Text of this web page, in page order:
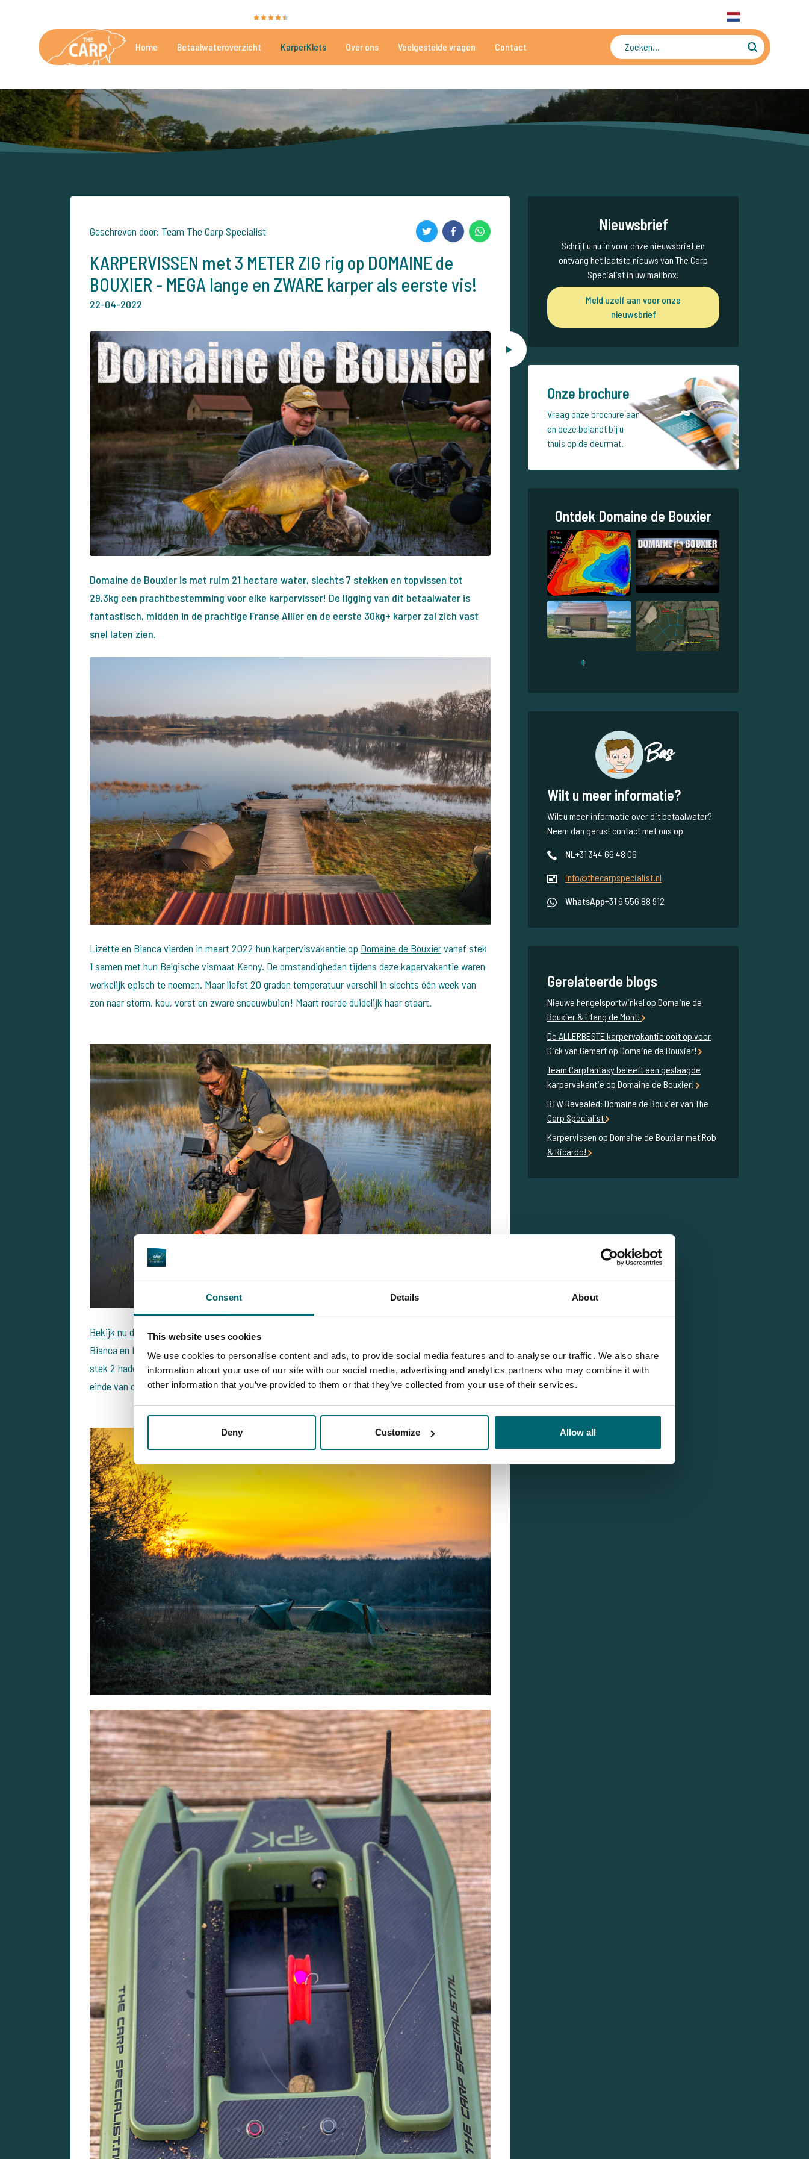
Consent Details About
This website uses cookies
We use cookies to personalise content and ads, to provide social media features and to analyse our traffic. We also share
information about your use of our site with our social media, advertising and analytics partners who may combine it with
other information that you’ve provided to them or that they’ve collected from your use of their services.
Deny Customize Allow all
Home Betaalwateroverzicht KarperKlets Over ons Veelgestelde vragen Contact
Geschreven door: Team The Carp Specialist
KARPERVISSEN met 3 METER ZIG rig op DOMAINE de
BOUXIER - MEGA lange en ZWARE karper als eerste vis!
22-04-2022
Domaine de Bouxier is met ruim 21 hectare water, slechts 7 stekken en topvissen tot
29,3kg een prachtbestemming voor elke karpervisser! De ligging van dit betaalwater is
fantastisch, midden in de prachtige Franse Allier en de eerste 30kg+ karper zal zich vast
snel laten zien.
Lizette en Bianca vierden in maart 2022 hun karpervisvakantie op Domaine de Bouxiervanaf stek
1 samen met hun Belgische vismaat Kenny. De omstandigheden tijdens deze kapervakantie waren
werkelijk episch te noemen. Maar liefst 20 graden temperatuur verschil in slechts één week van
zon naar storm, kou, vorst en zware sneeuwbuien! Maart roerde duidelijk haar staart.
Bekijk nu deze avontuurlijke karper vlog video
Bianca en Kenny alle karpers wisten te vangen op een zig rig van maar liefst 3 meter lang. Vanaf
stek 2 hadden de Duitse karpervissers Alex en Cornelius ook een enorm taaie sessie, maar op het
einde van de visweek kwam het toch nog allemaal goed.
Nieuwsbrief
Schrijf u nu in voor onze nieuwsbrief en
ontvang het laatste nieuws van The Carp
Specialist in uw mailbox!
Meld uzelf aan voor onze
nieuwsbrief
Onze brochure
Vraag onze brochure aan
en deze belandt bij u
thuis op de deurmat.
Ontdek Domaine de Bouxier
1
Bas
Wilt u meer informatie?
Wilt u meer informatie over dit betaalwater?
Neem dan gerust contact met ons op
NL+31 344 66 48 06
info@thecarpspecialist.nl
WhatsApp+31 6 556 88 912
Gerelateerde blogs
Nieuwe hengelsportwinkel op Domaine de
Bouxier & Etang de Mont!
De ALLERBESTE karpervakantie ooit op voor
Dick van Gemert op Domaine de Bouxier!
Team Carpfantasy beleeft een geslaagde
karpervakantie op Domaine de Bouxier!
BTW Revealed: Domaine de Bouxier van The
Carp Specialist
Karpervissen op Domaine de Bouxier met Rob
& Ricardo!